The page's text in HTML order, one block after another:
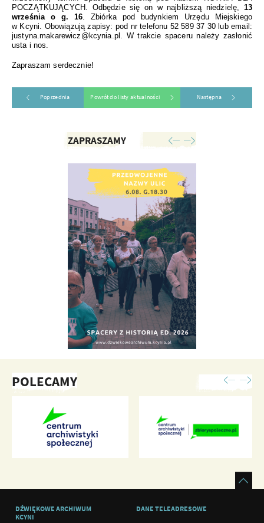
POCZĄTKUJĄCYCH. Odbędzie się on w najbliższą niedzielę, 13
września o g. 16. Zbiórka pod budynkiem Urzędu Miejskiego
w Kcyni. Obowiązują zapisy: pod nr telefonu 52 589 37 30 lub email:
justyna.makarewicz@kcynia.pl. W trakcie spaceru należy zasłonić
usta i nos.
Zapraszam serdecznie!
Poprzednia Powrót do listy aktualności Następna
ZAPRASZAMY
POLECAMY
DŹWIĘKOWE ARCHIWUM
KCYNI
DANE TELEADRESOWE